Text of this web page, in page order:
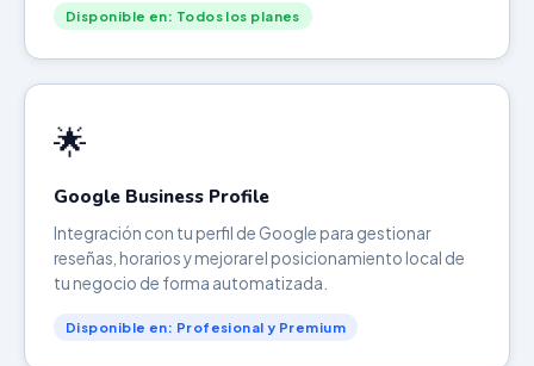
Disponible en: Todos los planes
🌟
Google Business Profile
Integración con tu perfil de Google para gestionar
reseñas, horarios y mejorar el posicionamiento local de
tu negocio de forma automatizada.
Disponible en: Profesional y Premium